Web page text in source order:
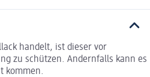
handelt, ist dieser vor
zu schützen. Andernfalls kann es
kommen.